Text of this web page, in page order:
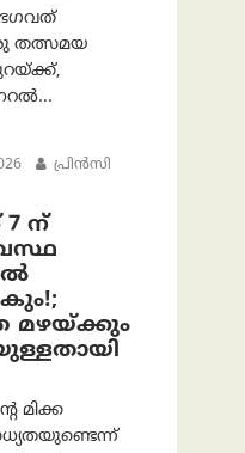
തത്സമയ
പ്രിന്‍സി
7 ന്
മഴയ്ക്കും
മിക്ക